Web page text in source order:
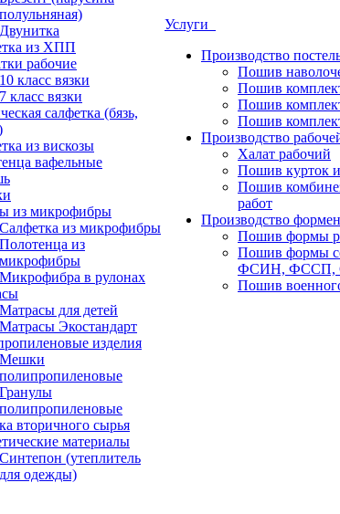
полульняная)
Двунитка
из ХПП
рабочие
10 класс вязки
7 класс вязки
салфетка (бязь,
из вискозы
вафельные
из микрофибры
Салфетка из микрофибры
Полотенца из
микрофибры
Микрофибра в рулонах
Матрасы для детей
Матрасы Экостандарт
изделия
Мешки
полипропиленовые
Гранулы
полипропиленовые
вторичного сырья
материалы
Синтепон (утеплитель
для одежды)
Услуги
Производство
Пошив
Пошив
Пошив
Пошив
Производство
Халат рабочий
Пошив курток
Пошив
работ
Производство
Пошив формы
Пошив формы
ФСИН, ФССП,
Пошив